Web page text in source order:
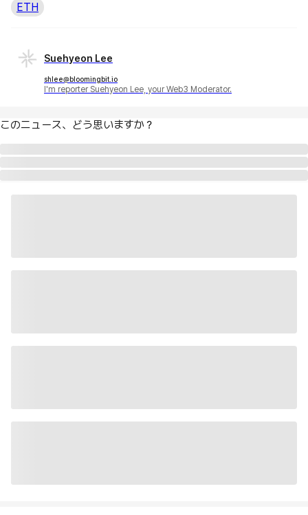
ETH
Suehyeon Lee
shlee@bloomingbit.io
I'm reporter Suehyeon Lee, your Web3 Moderator.
このニュース、どう思いますか？